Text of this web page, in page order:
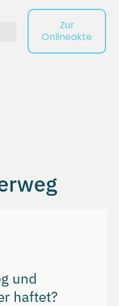
Zur
Onlineakte
und
haftet?